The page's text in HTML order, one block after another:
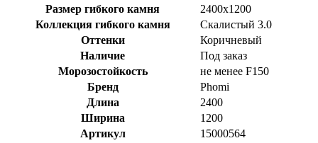
Размер гибкого камня
2400x1200
Коллекция гибкого камня
Скалистый 3.0
Оттенки
Коричневый
Наличие
Под заказ
Морозостойкость
не менее F150
Бренд
Phomi
Длина
2400
Ширина
1200
Артикул
15000564